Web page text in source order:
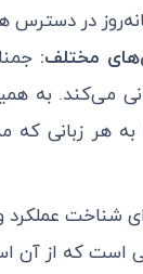
مختلف:
می‌کند. به
به هر زبانی که
شناخت عملکرد
است که از آن